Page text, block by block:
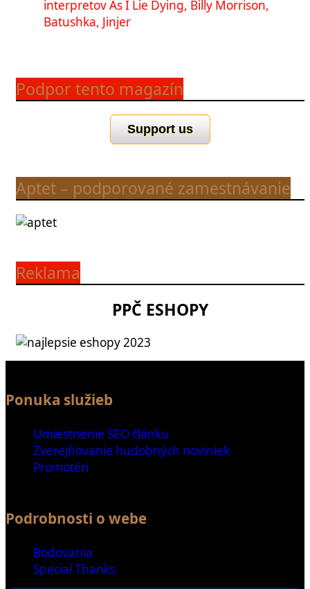
interpretov As I Lie Dying, Billy Morrison,
Batushka, Jinjer
Podpor tento magazín
Support us
Aptet – podporované zamestnávanie
Reklama
PPČ ESHOPY
Ponuka služieb
Umiestnenie SEO článku
Zverejňovanie hudobných noviniek
Promotéri
Podrobnosti o webe
Bodovania
Special Thanks